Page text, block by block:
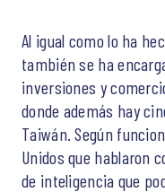
Al igual como lo ha
también se ha
inversiones y
donde además hay
Taiwán. Según
Unidos que hablaron
de inteligencia que